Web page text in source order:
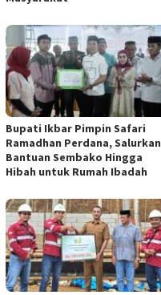
Bupati Ikbar Pimpin Safari
Ramadhan Perdana, Salurkan
Bantuan Sembako Hingga
Hibah untuk Rumah Ibadah